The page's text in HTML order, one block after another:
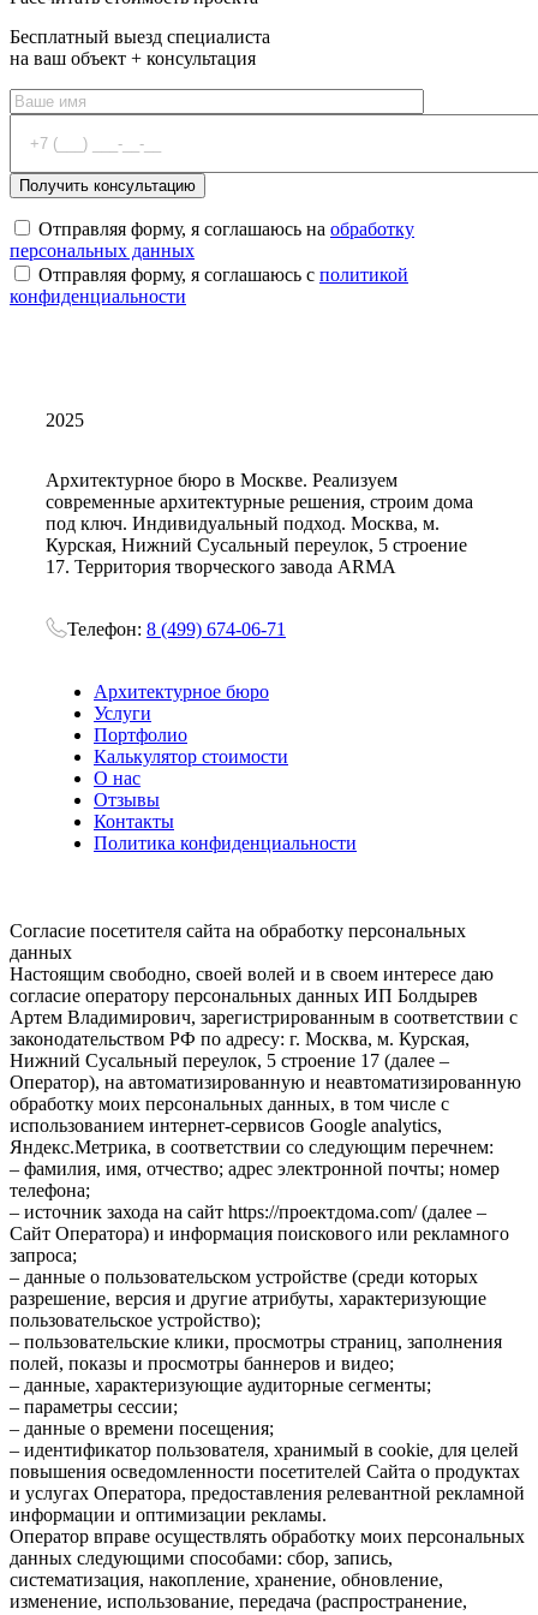
Бесплатный выезд специалиста
на ваш объект + консультация
Отправляя форму, я соглашаюсь на обработку
персональных данных
Отправляя форму, я соглашаюсь с политикой
конфиденциальности
2025
Архитектурное бюро в Москве. Реализуем
современные архитектурные решения, строим дома
под ключ. Индивидуальный подход. Москва, м.
Курская, Нижний Сусальный переулок, 5 строение
17. Территория творческого завода ARMA
Телефон: 8 (499) 674-06-71
Архитектурное бюро
Услуги
Портфолио
Калькулятор стоимости
О нас
Отзывы
Контакты
Политика конфиденциальности
Согласие посетителя сайта на обработку персональных
данных
Настоящим свободно, своей волей и в своем интересе даю
согласие оператору персональных данных ИП Болдырев
Артем Владимирович, зарегистрированным в соответствии с
законодательством РФ по адресу: г. Москва, м. Курская,
Нижний Сусальный переулок, 5 строение 17 (далее –
Оператор), на автоматизированную и неавтоматизированную
обработку моих персональных данных, в том числе с
использованием интернет-сервисов Google analytics,
Яндекс.Метрика, в соответствии со следующим перечнем:
– фамилия, имя, отчество; адрес электронной почты; номер
телефона;
– источник захода на сайт https://проектдома.com/ (далее –
Сайт Оператора) и информация поискового или рекламного
запроса;
– данные о пользовательском устройстве (среди которых
разрешение, версия и другие атрибуты, характеризующие
пользовательское устройство);
– пользовательские клики, просмотры страниц, заполнения
полей, показы и просмотры баннеров и видео;
– данные, характеризующие аудиторные сегменты;
– параметры сессии;
– данные о времени посещения;
– идентификатор пользователя, хранимый в cookie, для целей
повышения осведомленности посетителей Сайта о продуктах
и услугах Оператора, предоставления релевантной рекламной
информации и оптимизации рекламы.
Оператор вправе осуществлять обработку моих персональных
данных следующими способами: сбор, запись,
систематизация, накопление, хранение, обновление,
изменение, использование, передача (распространение,